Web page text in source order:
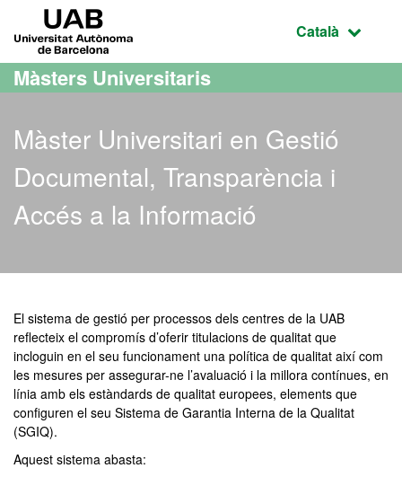
Ves al contingut principal
Ves a la navegació de la pàgina
Idioma
Català
Màsters Universitaris
Màster Universitari en Gestió
Documental, Transparència i
Accés a la Informació
Màster Oficial - Gestió
El sistema de gestió per processos dels centres de la UAB
reflecteix el compromís d’oferir titulacions de qualitat que
incloguin en el seu funcionament una política de qualitat així com
les mesures per assegurar-ne l’avaluació i la millora contínues, en
línia amb els estàndards de qualitat europees, elements que
configuren el seu Sistema de Garantia Interna de la Qualitat
(SGIQ).
Aquest sistema abasta: